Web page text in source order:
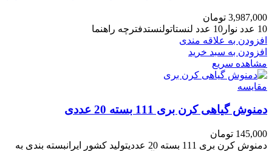
3,987,000 تومان
10 عدد نوار10 عدد لنستاتولنستدفترچه راهنما
افزودن به علاقه مندی
افزودن به سبد خرید
مشاهده سریع
مقایسه
دمنوش گیاهی کرن بری 111 بسته 20 عددی
145,000 تومان
دمنوش کرن بری 111 بسته 20 عددیتولید کشور ایرانبسته بندی به